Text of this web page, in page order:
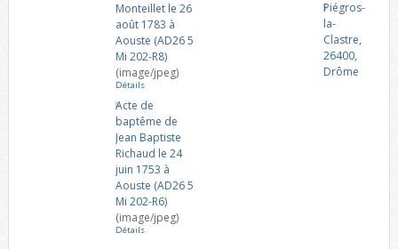
Monteillet le 26
août 1783 à
Aouste (AD26 5
Mi 202-R8)
(image/jpeg)
Détails
Acte de
baptême de
Jean Baptiste
Richaud le 24
juin 1753 à
Aouste (AD26 5
Mi 202-R6)
(image/jpeg)
Détails
Piégros-
la-
Clastre,
26400,
Drôme